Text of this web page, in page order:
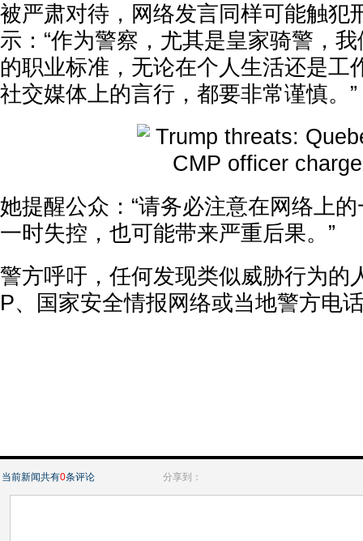
被严肃对待，网络发言同样可能触犯
示：“作为警察，尤其是皇家骑警，
的职业标准，无论在个人生活还是工
社交媒体上的言行，都要非常谨慎。”
她提醒公众：“请务必注意在网络上
一时失控，也可能带来严重后果。”
警方呼吁，任何发现类似威胁行为的
P、国家安全情报网络或当地警方电
当前新闻共有0条评论 分享到：